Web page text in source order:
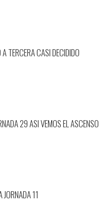
TERCERA CASI DECIDIDO
29 ASI VEMOS EL ASCENSO
JORNADA 11